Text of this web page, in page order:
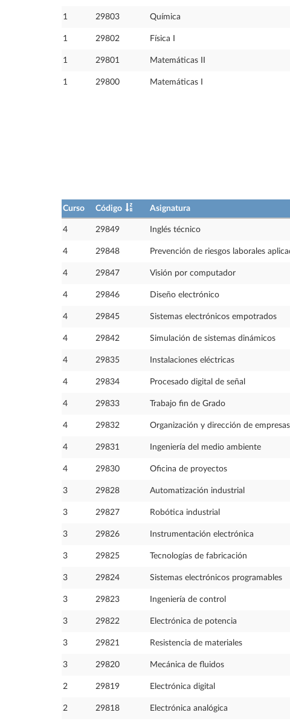
1 29803 Química
1 29802 Física I
1 29801 Matemáticas II
1 29800 Matemáticas I
Curso Código Asignatura
4 29849 Inglés técnico
4 29848 Prevención de riesgos laborales
4 29847 Visión por computador
4 29846 Diseño electrónico
4 29845 Sistemas electrónicos empotrados
4 29842 Simulación de sistemas dinámicos
4 29835 Instalaciones eléctricas
4 29834 Procesado digital de señal
4 29833 Trabajo fin de Grado
4 29832 Organización y dirección de empresas
4 29831 Ingeniería del medio ambiente
4 29830 Oficina de proyectos
3 29828 Automatización industrial
3 29827 Robótica industrial
3 29826 Instrumentación electrónica
3 29825 Tecnologías de fabricación
3 29824 Sistemas electrónicos programables
3 29823 Ingeniería de control
3 29822 Electrónica de potencia
3 29821 Resistencia de materiales
3 29820 Mecánica de fluidos
2 29819 Electrónica digital
2 29818 Electrónica analógica